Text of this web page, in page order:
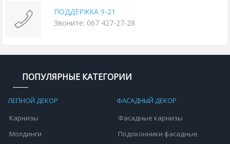
ПОДДЕРЖКА 9-21
Звоните: 067 427-27-28
ПОПУЛЯРНЫЕ КАТЕГОРИИ
ЛЕПНОЙ ДЕКОР
Карнизы
Молдинги
ФАСАДНЫЙ ДЕКОР
Фасадные карнизы
Подоконники фасадные